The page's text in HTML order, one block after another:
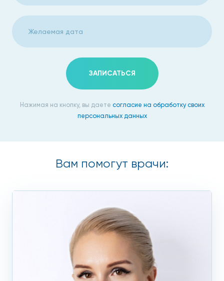
ЗАПИСАТЬСЯ
Нажимая на кнопку, вы даете согласие на обработку своих
персональных данных
Вам помогут врачи: